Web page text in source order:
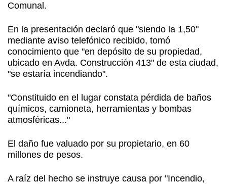
Comunal.
En la presentación declaró que "siendo la 1,50"
mediante aviso telefónico recibido, tomó
conocimiento que "en depósito de su propiedad,
ubicado en Avda. Construcción 413" de esta ciudad,
"se estaría incendiando".
"Constituido en el lugar constata pérdida de baños
químicos, camioneta, herramientas y bombas
atmosféricas..."
El daño fue valuado por su propietario, en 60
millones de pesos.
A raíz del hecho se instruye causa por "Incendio,